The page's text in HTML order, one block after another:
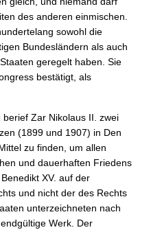
des anderen einmischen.
sowohl die
Bundesländern als auch
geregelt haben. Sie
bestätigt, als
Zar Nikolaus II. zwei
(1899 und 1907) in Den
zu finden, um allen
und dauerhaften Friedens
XV. auf der
und nicht der des Rechts
unterzeichneten nach
Werk. Der